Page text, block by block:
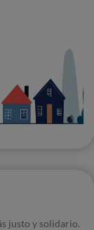
justo y solidario.